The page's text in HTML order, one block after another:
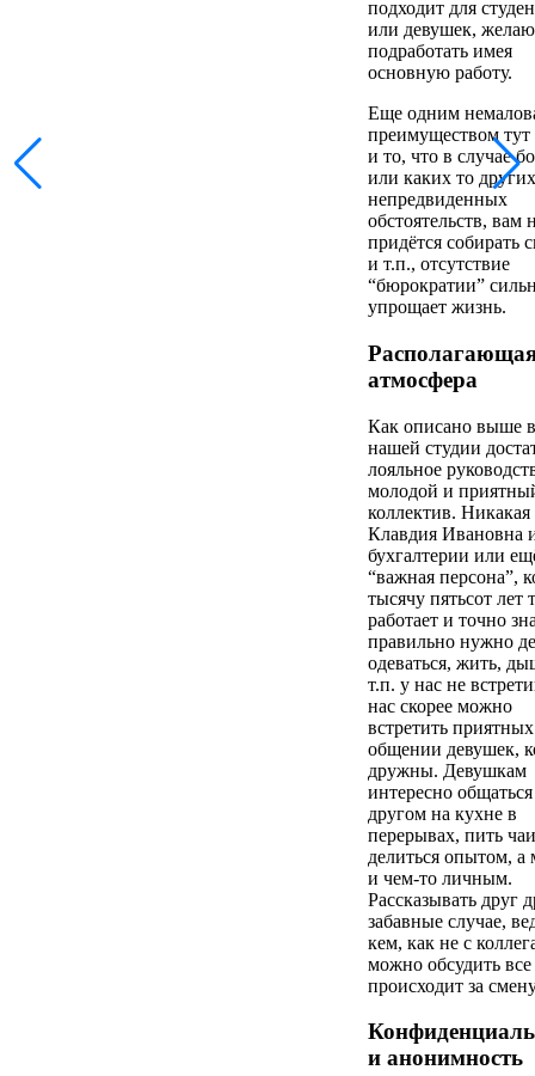
подходит для
или девушек,
подработать имея
основную работу.
Еще одним
преимуществом тут
и то, что в случае
или каких то других
непредвиденных
обстоятельств, вам
придётся собирать
и т.п., отсутствие
“бюрократии”
упрощает жизнь.
атмосфера
Как описано выше в
нашей студии
лояльное
молодой и
коллектив. Никакая
Клавдия Ивановна
бухгалтерии или
“важная персона”,
тысячу пятьсот лет
работает и точно
правильно нужно
одеваться, жить,
т.п. у нас не
нас скорее можно
встретить
общении девушек,
дружны. Девушкам
интересно
другом на кухне в
перерывах, пить
делиться опытом, а
и чем-то личным.
Рассказывать друг
забавные случае,
кем, как не с
можно обсудить все
происходит за
и анонимность